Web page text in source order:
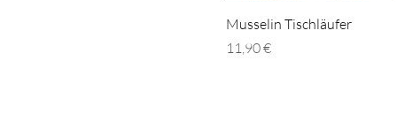
Musselin Tischläufer
Preis
11,90 €